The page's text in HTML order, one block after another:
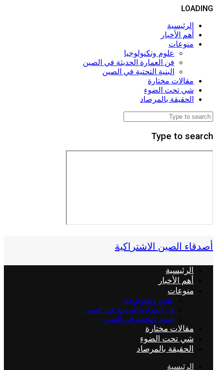
LOADING
الرئيسية
أهم الأخبار
منوعات
علوم وتكنولوجيا
فن العمارة الحديثة في الصين
البنية التحتية في الصين
مقالات مختارة
شي تحت الضوء
الحقيقة بالمرصاد
Type to search
أصدقاء الصين الاشتراكية
الرئيسية
أهم الأخبار
منوعات
علوم وتكنولوجيا
فن العمارة الحديثة في الصين
البنية التحتية في الصين
مقالات مختارة
شي تحت الضوء
الحقيقة بالمرصاد
الرئيسية